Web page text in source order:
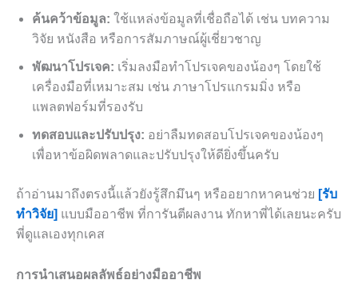
ค้นคว้าข้อมูล: ใช้แหล่งข้อมูลที่เชื่อถือได้ เช่น บทความ
วิจัย หนังสือ หรือการสัมภาษณ์ผู้เชี่ยวชาญ
พัฒนาโปรเจค: เริ่มลงมือทำโปรเจคของน้องๆ โดยใช้
เครื่องมือที่เหมาะสม เช่น ภาษาโปรแกรมมิ่ง หรือ
แพลตฟอร์มที่รองรับ
ทดสอบและปรับปรุง: อย่าลืมทดสอบโปรเจคของน้องๆ
เพื่อหาข้อผิดพลาดและปรับปรุงให้ดียิ่งขึ้นครับ
ถ้าอ่านมาถึงตรงนี้แล้วยังรู้สึกมึนๆ หรืออยากหาคนช่วย [รับ
ทำวิจัย] แบบมืออาชีพ ที่การันตีผลงาน ทักหาพี่ได้เลยนะครับ
พี่ดูแลเองทุกเคส
การนำเสนอผลลัพธ์อย่างมืออาชีพ